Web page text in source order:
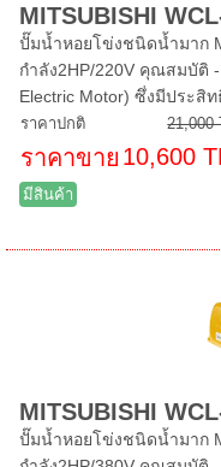
MITSUBISHI
ปั๊มน้ำหอยโข่งชนิดน้ำมาก
กำลัง2HP/220V คุณสมบัติ
Electric Motor) ซึ่งมีประสิ
ราคาปกติ 21,000
ราคาขาย 10,600
มีสินค้า
MITSUBISHI
ปั๊มน้ำหอยโข่งชนิดน้ำมาก